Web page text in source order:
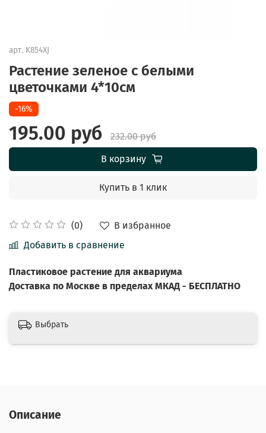
арт. K854XJ
Растение зеленое с белыми
цветочками 4*10см
(0)
В избранное
Добавить в сравнение
-16%
195.00 руб
232.00 руб
В корзину
Купить в 1 клик
Пластиковое растение для аквариума
Доставка по Москве в пределах МКАД - БЕСПЛАТНО
Выбрать
Описание